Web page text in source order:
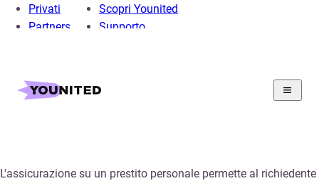
Privati
Partners
Scopri Younited
Supporto
Home Le assicurazioni
L'assicurazione su un prestito personale permette al richiedente